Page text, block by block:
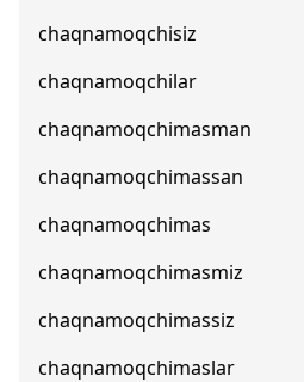
chaqnamoqchisiz
chaqnamoqchilar
chaqnamoqchimasman
chaqnamoqchimassan
chaqnamoqchimas
chaqnamoqchimasmiz
chaqnamoqchimassiz
chaqnamoqchimaslar